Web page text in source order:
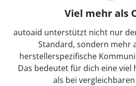
Viel mehr als
autoaid unterstützt nicht nur
Standard, sondern mehr
herstellerspezifische
Das bedeutet für dich eine viel
als bei